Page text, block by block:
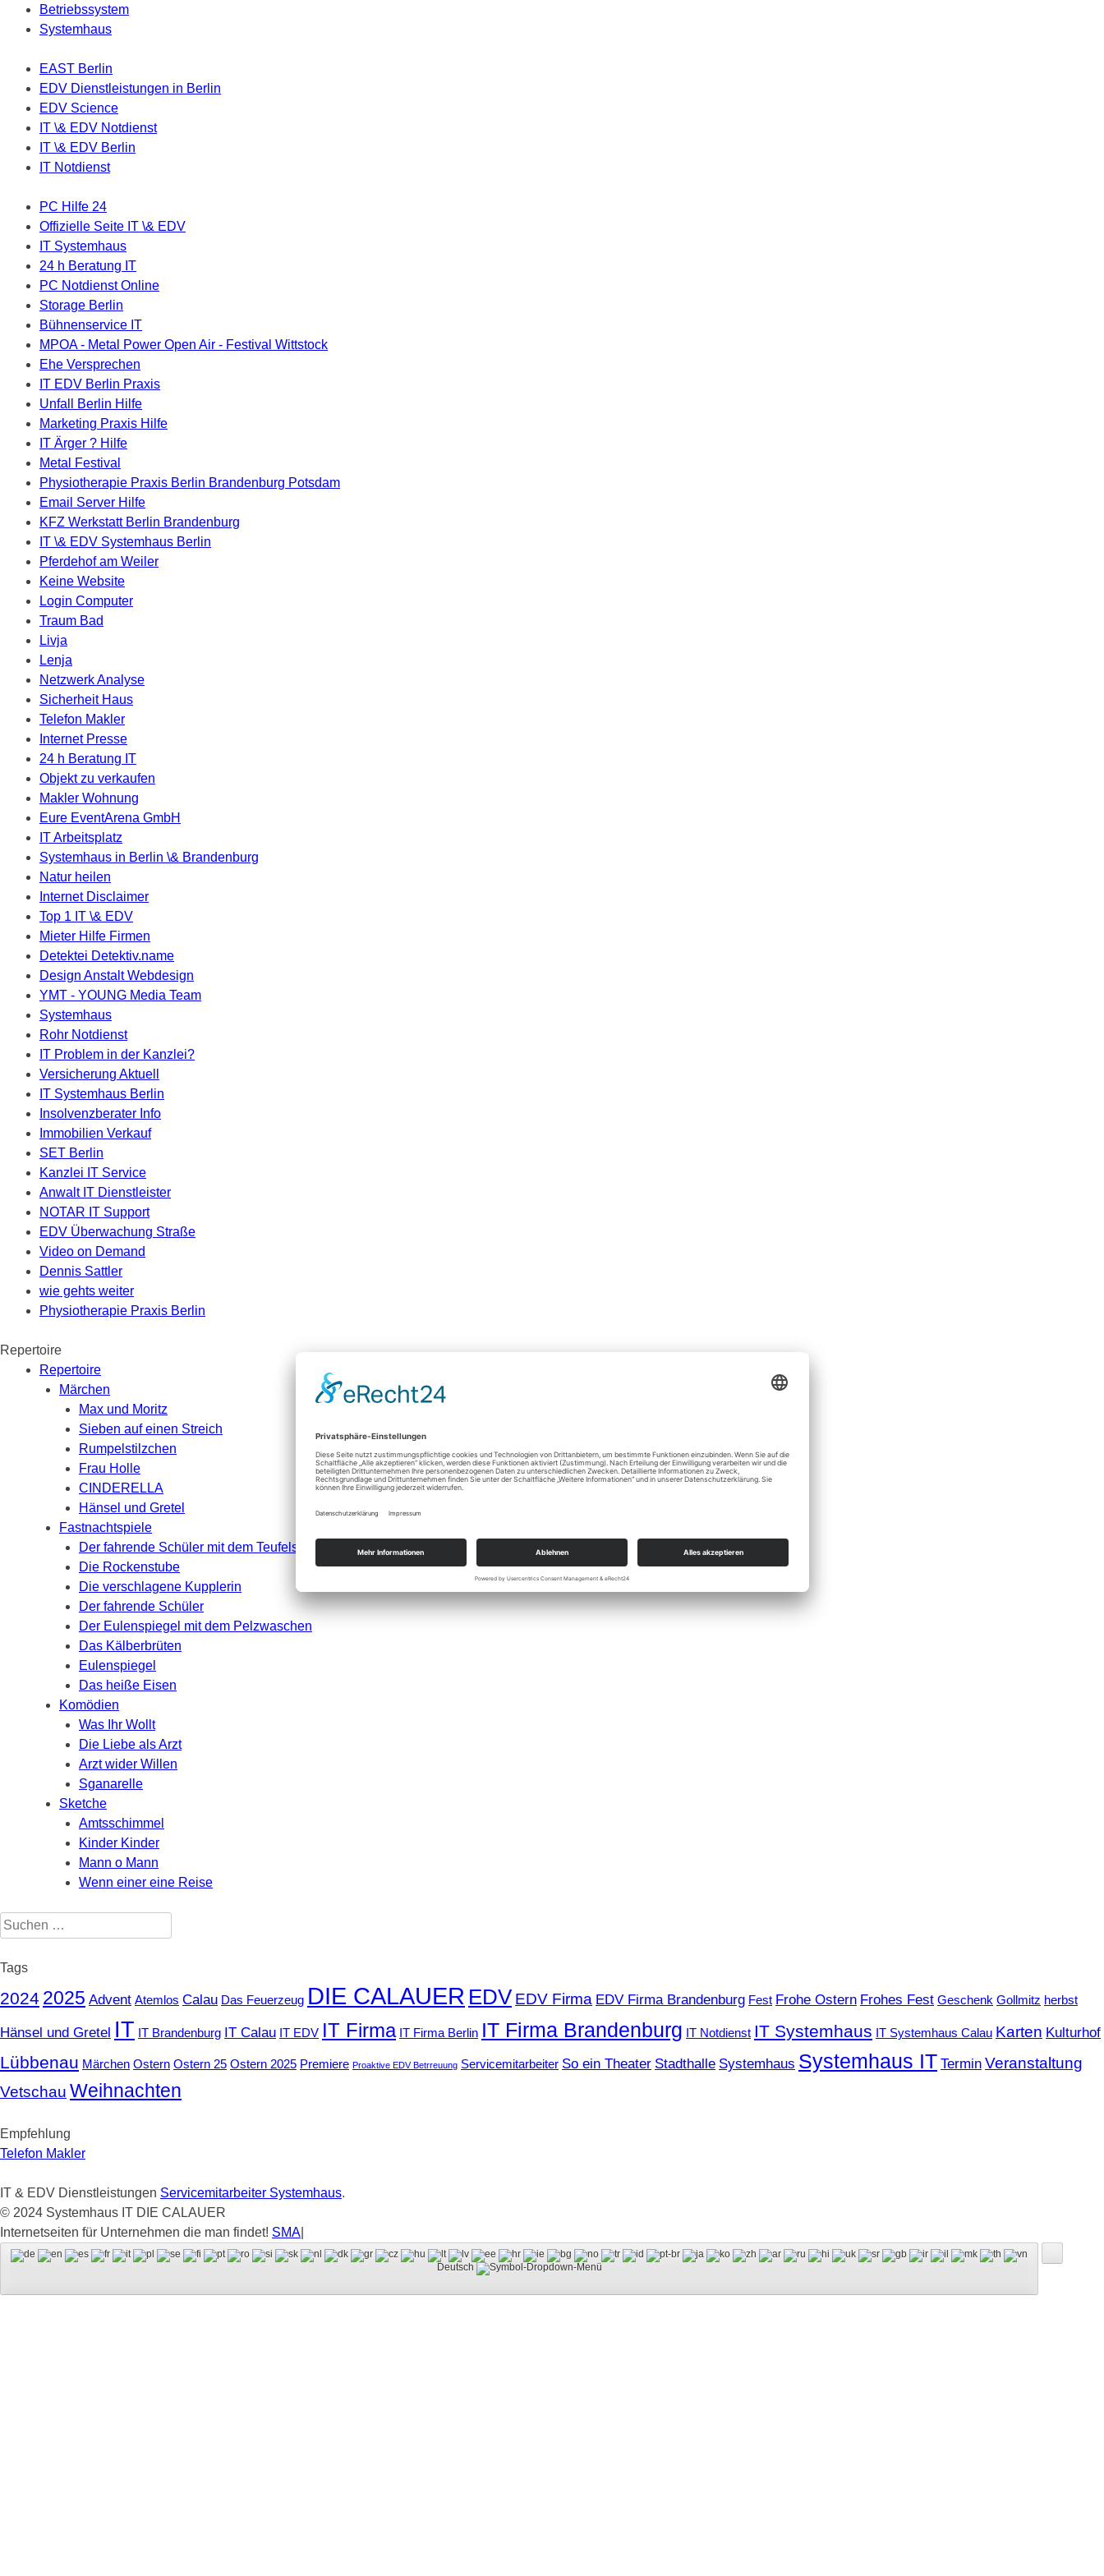
Betriebssystem
Systemhaus
EAST Berlin
EDV Dienstleistungen in Berlin
EDV Science
IT \& EDV Notdienst
IT \& EDV Berlin
IT Notdienst
PC Hilfe 24
Offizielle Seite IT \& EDV
IT Systemhaus
24 h Beratung IT
PC Notdienst Online
Storage Berlin
Bühnenservice IT
MPOA - Metal Power Open Air - Festival Wittstock
Ehe Versprechen
IT EDV Berlin Praxis
Unfall Berlin Hilfe
Marketing Praxis Hilfe
IT Ärger ? Hilfe
Metal Festival
Physiotherapie Praxis Berlin Brandenburg Potsdam
Email Server Hilfe
KFZ Werkstatt Berlin Brandenburg
IT \& EDV Systemhaus Berlin
Pferdehof am Weiler
Keine Website
Login Computer
Traum Bad
Livja
Lenja
Netzwerk Analyse
Sicherheit Haus
Telefon Makler
Internet Presse
24 h Beratung IT
Objekt zu verkaufen
Makler Wohnung
Eure EventArena GmbH
IT Arbeitsplatz
Systemhaus in Berlin \& Brandenburg
Natur heilen
Internet Disclaimer
Top 1 IT \& EDV
Mieter Hilfe Firmen
Detektei Detektiv.name
Design Anstalt Webdesign
YMT - YOUNG Media Team
Systemhaus
Rohr Notdienst
IT Problem in der Kanzlei?
Versicherung Aktuell
IT Systemhaus Berlin
Insolvenzberater Info
Immobilien Verkauf
SET Berlin
Kanzlei IT Service
Anwalt IT Dienstleister
NOTAR IT Support
EDV Überwachung Straße
Video on Demand
Dennis Sattler
wie gehts weiter
Physiotherapie Praxis Berlin
Repertoire
Repertoire
Märchen
Max und Moritz
Sieben auf einen Streich
Rumpelstilzchen
Frau Holle
CINDERELLA
Hänsel und Gretel
Fastnachtspiele
Der fahrende Schüler mit dem Teufelsbannen
Die Rockenstube
Die verschlagene Kupplerin
Der fahrende Schüler
Der Eulenspiegel mit dem Pelzwaschen
Das Kälberbrüten
Eulenspiegel
Das heiße Eisen
Komödien
Was Ihr Wollt
Die Liebe als Arzt
Arzt wider Willen
Sganarelle
Sketche
Amtsschimmel
Kinder Kinder
Mann o Mann
Wenn einer eine Reise
Suchen
nach:
Tags
2024 2025 Advent Atemlos Calau Das Feuerzeug DIE CALAUER EDV EDV Firma EDV Firma Brandenburg Fest Frohe Ostern Frohes Fest Geschenk Gollmitz herbst
Hänsel und Gretel IT IT Brandenburg IT Calau IT EDV IT Firma IT Firma Berlin IT Firma Brandenburg IT Notdienst IT Systemhaus IT Systemhaus Calau Karten Kulturhof
Lübbenau Märchen Ostern Ostern 25 Ostern 2025 Premiere Proaktive EDV Betrreuung Servicemitarbeiter So ein Theater Stadthalle Systemhaus Systemhaus IT Termin Veranstaltung
Vetschau Weihnachten
Empfehlung
Telefon Makler
IT & EDV Dienstleistungen Servicemitarbeiter Systemhaus.
© 2024 Systemhaus IT DIE CALAUER
Internetseiten für Unternehmen die man findet! SMA
Deutsch